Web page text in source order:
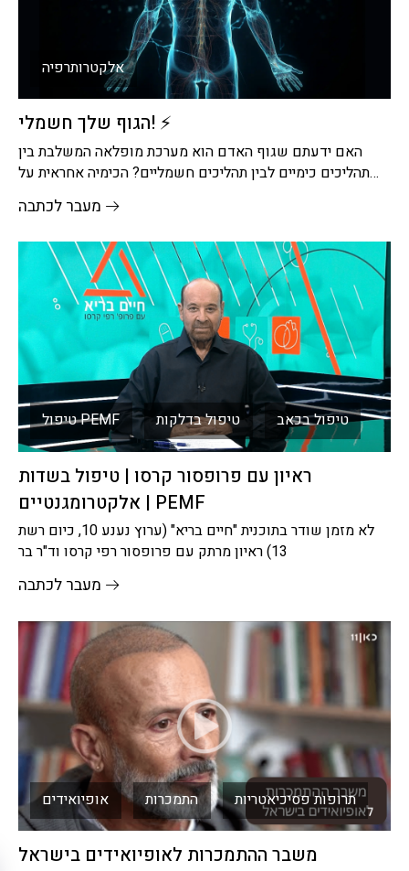
אלקטרותרפיה
הגוף שלך חשמלי! ⚡
האם ידעתם שגוף האדם הוא מערכת מופלאה המשלבת בין
תהליכים כימיים לבין תהליכים חשמליים? הכימיה אחראית על
מעבר לכתבה
טיפול PEMF טיפול בדלקות טיפול בכאב
ראיון עם פרופסור קרסו | טיפול בשדות
אלקטרומגנטיים | PEMF
לא מזמן שודר בתוכנית "חיים בריא" (ערוץ נענע 10, כיום רשת
13) ראיון מרתק עם פרופסור רפי קרסו וד"ר בר
מעבר לכתבה
אופיואידים התמכרות תרופות פסיכיאטריות
משבר ההתמכרות לאופיואידים בישראל